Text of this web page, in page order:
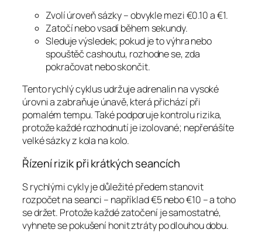
Zvolí úroveň sázky – obvykle mezi €0.10 a €1.
Zatočí nebo vsadí během sekundy.
Sleduje výsledek; pokud je to výhra nebo
spouštěč cashoutu, rozhodne se, zda
pokračovat nebo skončit.
Tento rychlý cyklus udržuje adrenalin na vysoké
úrovni a zabraňuje únavě, která přichází při
pomalém tempu. Také podporuje kontrolu rizika,
protože každé rozhodnutí je izolované; nepřenášíte
velké sázky z kola na kolo.
Řízení rizik při krátkých seancích
S rychlými cykly je důležité předem stanovit
rozpočet na seanci – například €5 nebo €10 – a toho
se držet. Protože každé zatočení je samostatné,
vyhnete se pokušení honit ztráty po dlouhou dobu.